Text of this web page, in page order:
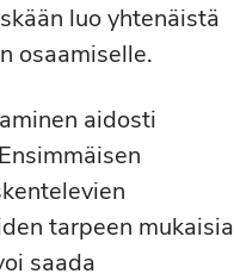
luo yhtenäistä
osaamiselle.
aidosti
tarpeen mukaisia
saada